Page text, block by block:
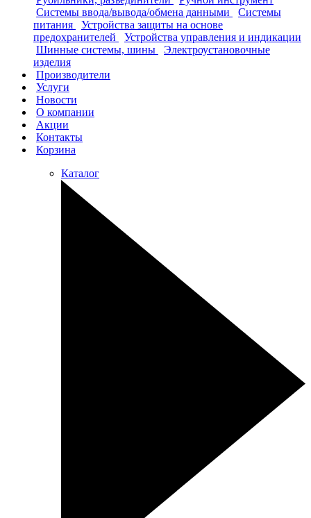
Системы ввода/вывода/обмена данными
Системы
питания
Устройства защиты на основе
предохранителей
Устройства управления и индикации
Шинные системы, шины
Электроустановочные
изделия
Производители
Услуги
Новости
О компании
Акции
Контакты
Корзина
Каталог